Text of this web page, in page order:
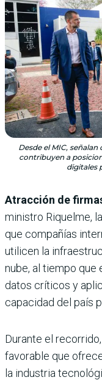
Desde el MIC,
contribuyen a
digitales
Atracción de
ministro Riquelme,
que compañías
utilicen la
nube, al tiempo que
datos críticos y
capacidad del país
Durante el
favorable que
la industria